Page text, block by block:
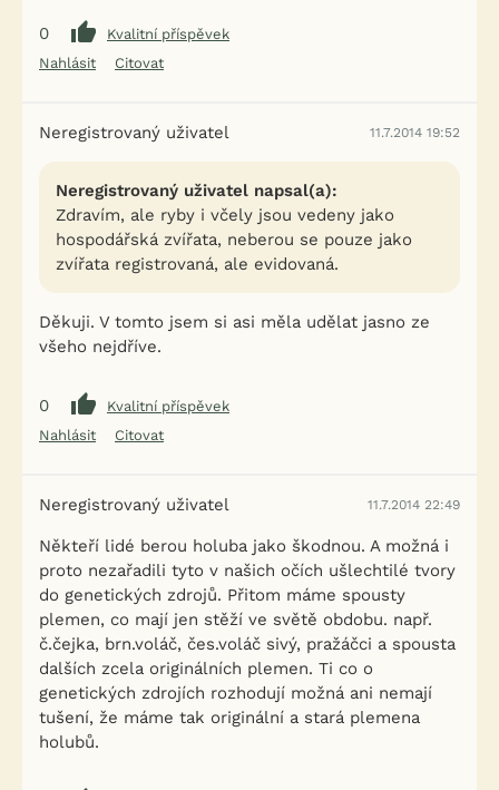
0
Kvalitní příspěvek
Nahlásit
Citovat
Neregistrovaný uživatel 11.7.2014 19:52
Neregistrovaný uživatel napsal(a):
Zdravím, ale ryby i včely jsou vedeny jako
hospodářská zvířata, neberou se pouze jako
zvířata registrovaná, ale evidovaná.
Děkuji. V tomto jsem si asi měla udělat jasno ze
všeho nejdříve.
0
Kvalitní příspěvek
Nahlásit
Citovat
Neregistrovaný uživatel 11.7.2014 22:49
Někteří lidé berou holuba jako škodnou. A možná i
proto nezařadili tyto v našich očích ušlechtilé tvory
do genetických zdrojů. Přitom máme spousty
plemen, co mají jen stěží ve světě obdobu. např.
č.čejka, brn.voláč, čes.voláč sivý, pražáčci a spousta
dalších zcela originálních plemen. Ti co o
genetických zdrojích rozhodují možná ani nemají
tušení, že máme tak originální a stará plemena
holubů.